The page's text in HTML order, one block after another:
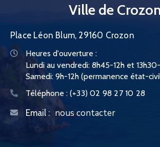
Ville de
Place Léon Blum, 29160 Crozon
Heures d'ouverture :
Lundi au vendredi: 8h45-12h et
Samedi: 9h-12h (permanence état-
Téléphone : (+33) 02 98 27 10 28
Email : nous contacter